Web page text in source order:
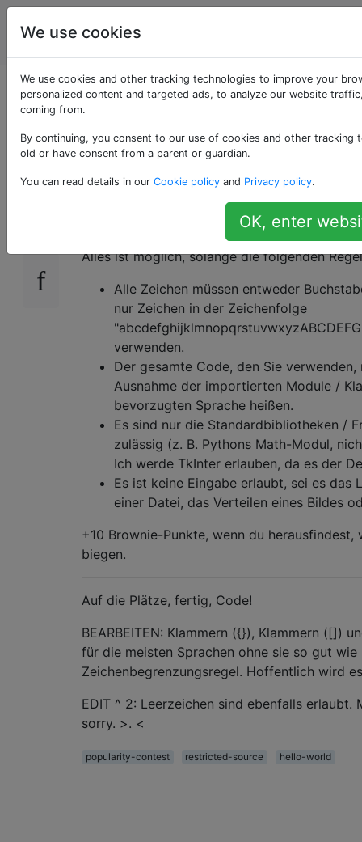
Programmierrätsel
& Code Golf
Alphanumeric Hello
World [geschlossen]
Ihr Ziel ist es, "Hallo, Welt!" (abzüglich der
, bei dem die
Codelänge wird zum Unterbrechen von
Alles ist möglich, solange die folgenden
Alle Zeichen müssen entweder
nur Zeichen in der Zeichenfolge
verwenden.
Der gesamte Code, den Sie
Ausnahme der importierten Module /
bevorzugten Sprache heißen.
Es sind nur die Standardbibliotheken /
zulässig (z. B. Pythons Math-Modul,
Ich werde TkInter erlauben, da es der
Es ist keine Eingabe erlaubt, sei es das
einer Datei, das Verteilen eines Bildes
+10 Brownie-Punkte, wenn du
biegen.
Auf die Plätze, fertig, Code!
BEARBEITEN: Klammern ({}), Klammern ([])
für die meisten Sprachen ohne sie so gut
Zeichenbegrenzungsregel. Hoffentlich wird
EDIT ^ 2: Leerzeichen sind ebenfalls
sorry. >. <
popularity-contest restricted-source hello-world
We use cookies
We use cookies and other tracking technologies to improve your
personalized content and targeted ads, to analyze our website
coming from.
By continuing, you consent to our use of cookies and other tracking
old or have consent from a parent or guardian.
You can read details in our Cookie policy and Privacy policy.
OK, enter